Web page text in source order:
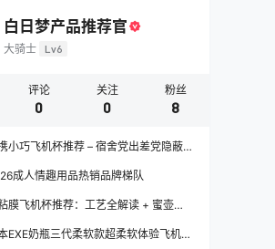
白日梦产品推荐官
大骑士 Lv6
评论
0
关注
0
粉丝
8
小巧飞机杯推荐 – 宿舍党出差党隐蔽
成人情趣用品热销品牌梯队
膜飞机杯推荐：工艺全解读 + 蜜壶香
EXE奶瓶三代柔软款超柔软体验飞机杯